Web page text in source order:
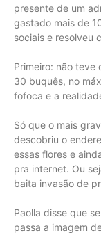
presente de um
gastado mais de
sociais e resolveu
Primeiro: não teve
30 buquês, no
fofoca e a
Só que o mais
descobriu o
essas flores e
pra internet. Ou
baita invasão de
Paolla disse que
passa a imagem